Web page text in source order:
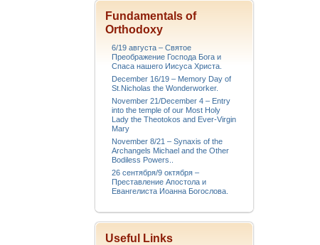
Fundamentals of
Orthodoxy
6/19 августа – Святое
Преображение Господа Бога и
Спаса нашего Иисуса Христа.
December 16/19 – Memory Day of
St.Nicholas the Wonderworker.
November 21/December 4 – Entry
into the temple of our Most Holy
Lady the Theotokos and Ever-Virgin
Mary
November 8/21 – Synaxis of the
Archangels Michael and the Other
Bodiless Powers..
26 сентября/9 октября –
Преставление Апостола и
Евангелиста Иоанна Богослова.
Useful Links